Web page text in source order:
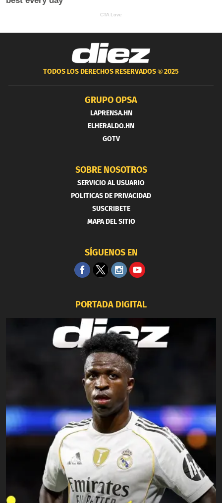
TODOS LOS DERECHOS RESERVADOS ®2025
GRUPO OPSA
LAPRENSA.HN
ELHERALDO.HN
GOTV
SOBRE NOSOTROS
SERVICIO AL USUARIO
POLITICAS DE PRIVACIDAD
SUSCRIBETE
MAPA DEL SITIO
SÍGUENOS EN
PORTADA DIGITAL